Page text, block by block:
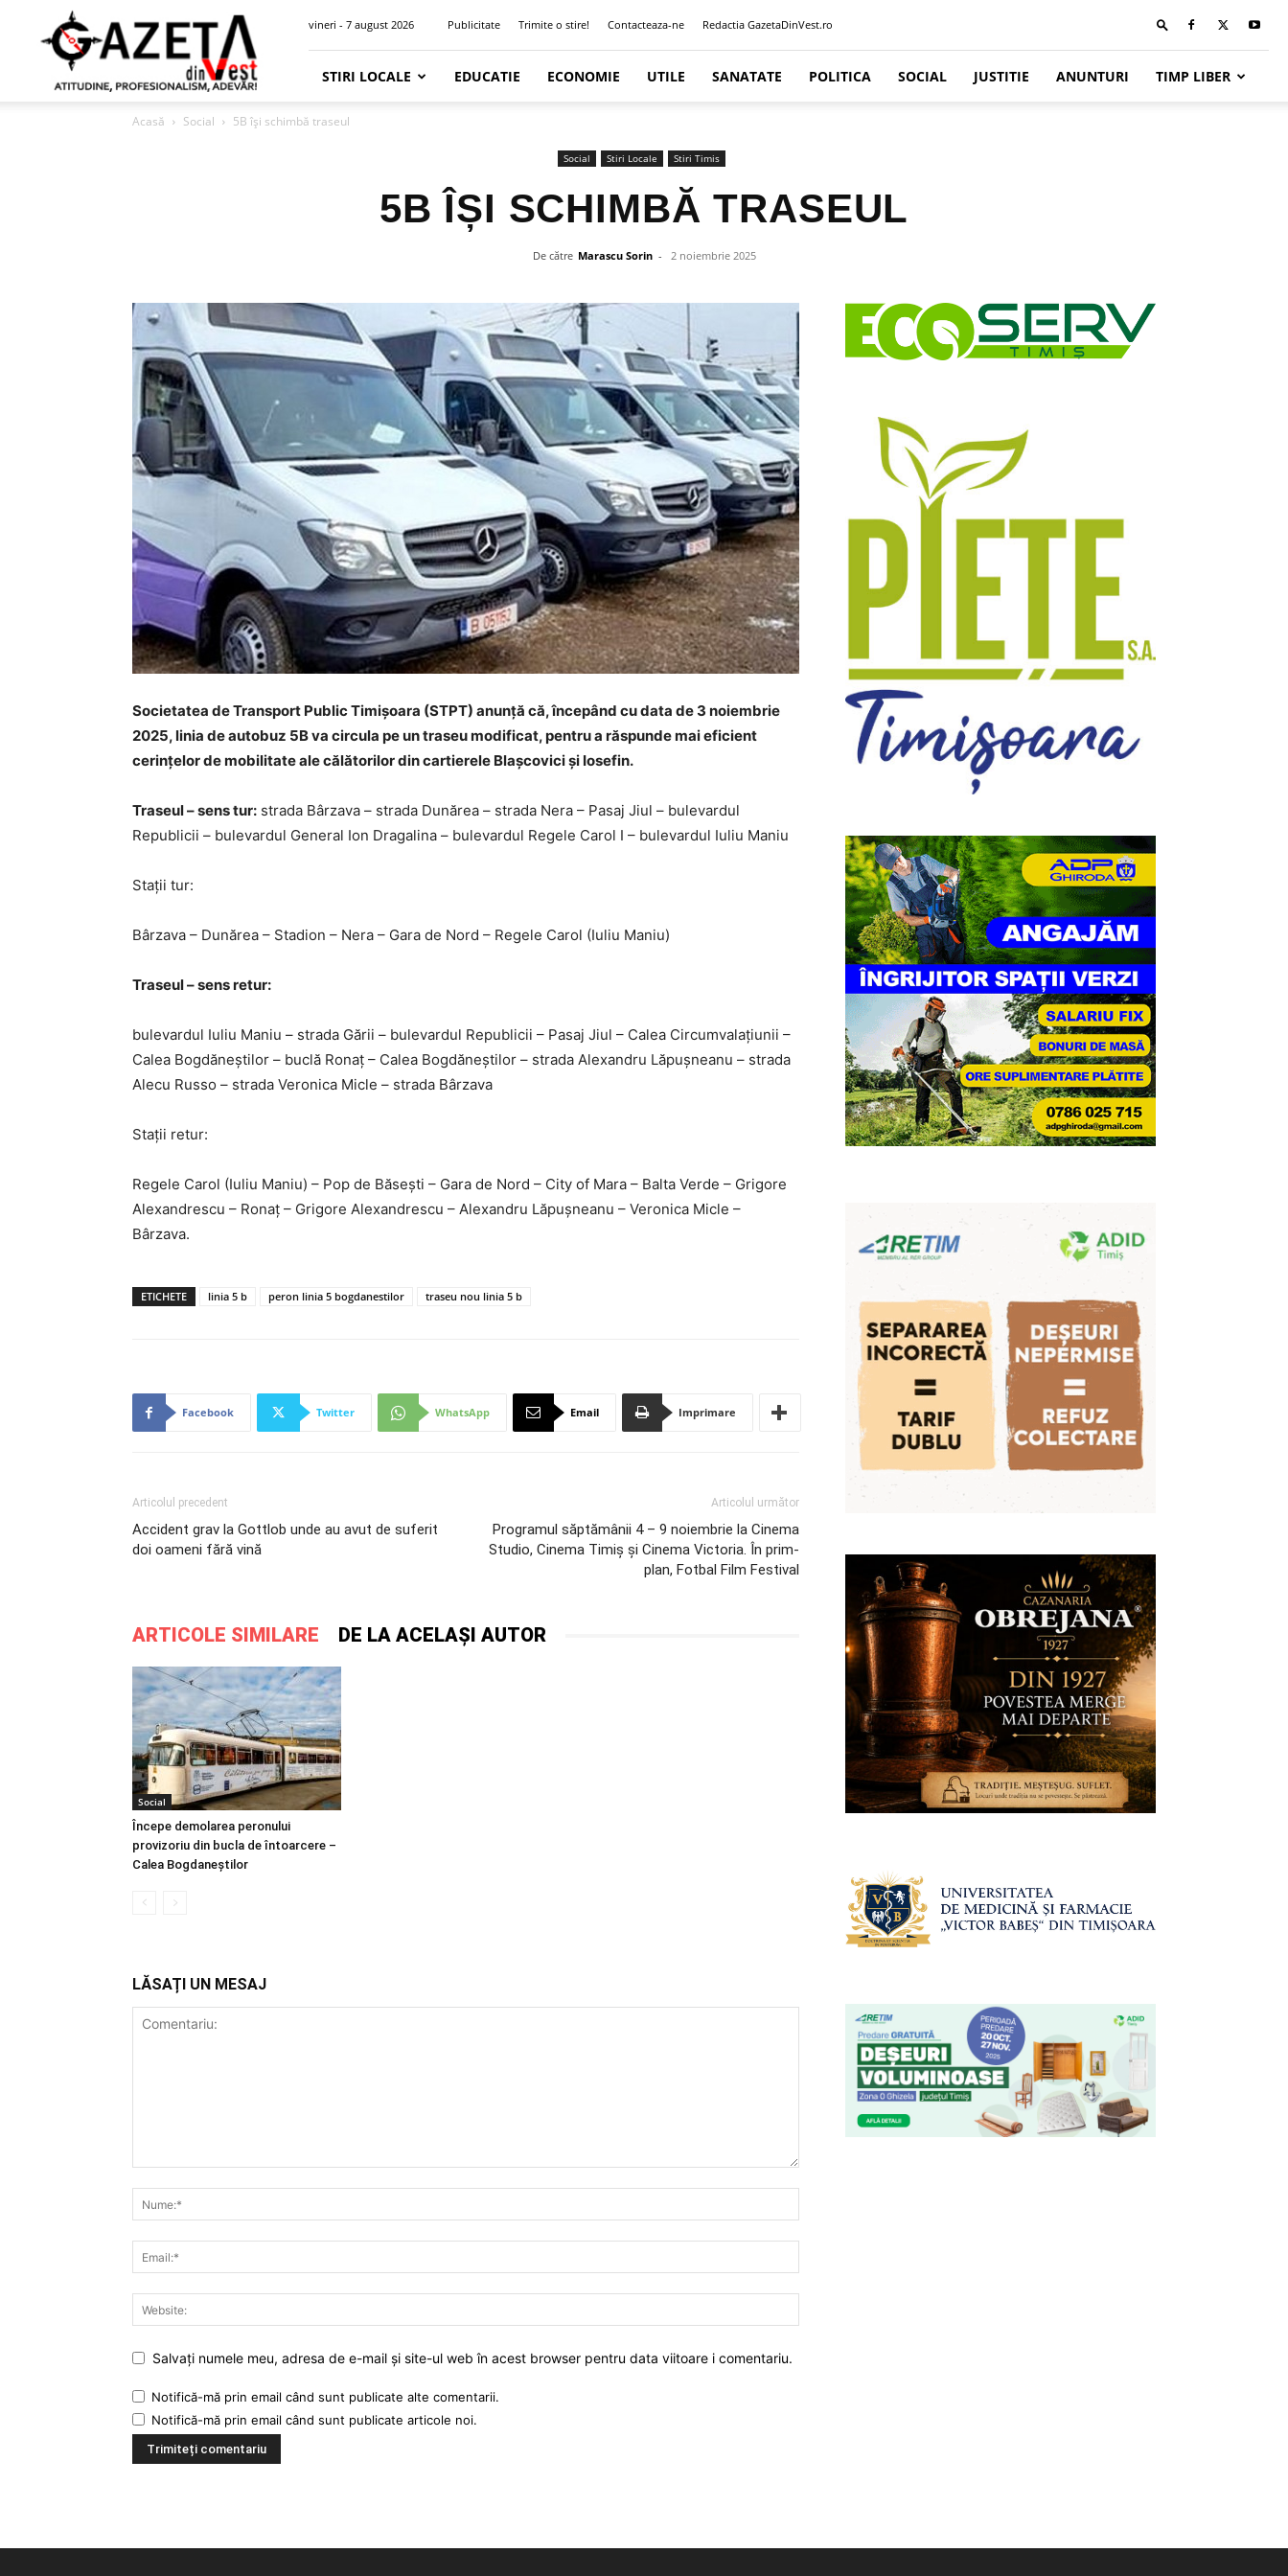
Gazeta
din
Vest
vineri - 7 august 2026 Publicitate Trimite o stire! Contacteaza-ne Redactia GazetaDinVest.ro
STIRI LOCALE EDUCATIE ECONOMIE UTILE SANATATE POLITICA SOCIAL JUSTITIE ANUNTURI TIMP LIBER
Acasă Social 5B își schimbă traseul
Social Stiri Locale Stiri Timis
5B ÎȘI SCHIMBĂ TRASEUL
De către Marascu Sorin - 2 noiembrie 2025
Societatea de Transport Public Timișoara (STPT) anunță că, începând cu data de 3 noiembrie
2025, linia de autobuz 5B va circula pe un traseu modificat, pentru a răspunde mai eficient
cerințelor de mobilitate ale călătorilor din cartierele Blașcovici și Iosefin.
Traseul – sens tur: strada Bârzava – strada Dunărea – strada Nera – Pasaj Jiul – bulevardul
Republicii – bulevardul General Ion Dragalina – bulevardul Regele Carol I – bulevardul Iuliu Maniu
Stații tur:
Bârzava – Dunărea – Stadion – Nera – Gara de Nord – Regele Carol (Iuliu Maniu)
Traseul – sens retur:
bulevardul Iuliu Maniu – strada Gării – bulevardul Republicii – Pasaj Jiul – Calea Circumvalațiunii –
Calea Bogdăneștilor – buclă Ronaț – Calea Bogdăneștilor – strada Alexandru Lăpușneanu – strada
Alecu Russo – strada Veronica Micle – strada Bârzava
Stații retur:
Regele Carol (Iuliu Maniu) – Pop de Băsești – Gara de Nord – City of Mara – Balta Verde – Grigore
Alexandrescu – Ronaț – Grigore Alexandrescu – Alexandru Lăpușneanu – Veronica Micle –
Bârzava.
ETICHETE linia 5 b peron linia 5 bogdanestilor traseu nou linia 5 b
Facebook Twitter WhatsApp Email Imprimare
Articolul precedent
Accident grav la Gottlob unde au avut de suferit
doi oameni fără vină
Articolul următor
Programul săptămânii 4 – 9 noiembrie la Cinema
Studio, Cinema Timiș și Cinema Victoria. În prim-
plan, Fotbal Film Festival
ARTICOLE SIMILARE DE LA ACELAȘI AUTOR
Social
Începe demolarea peronului
provizoriu din bucla de întoarcere –
Calea Bogdaneştilor
LĂSAȚI UN MESAJ
Salvați numele meu, adresa de e-mail și site-ul web în acest browser pentru data viitoare i comentariu.
Notifică-mă prin email când sunt publicate alte comentarii.
Notifică-mă prin email când sunt publicate articole noi.